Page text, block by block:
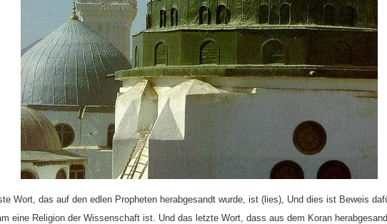
Wort, das auf den edlen Propheten herabgesandt wurde, ist (lies), Und dies ist Beweis
eine Religion der Wissenschaft ist. Und das letzte Wort, dass aus dem Koran